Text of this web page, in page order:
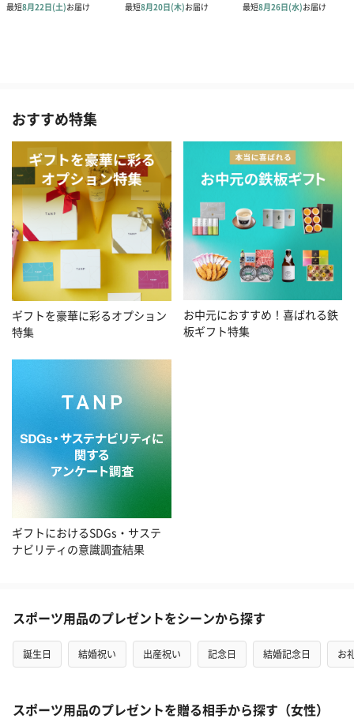
おすすめ特集
ギフトを豪華に彩るオプション
特集
お中元におすすめ！喜ばれる鉄
板ギフト特集
ギフトにおけるSDGs・サステ
ナビリティの意識調査結果
スポーツ用品のプレゼントをシーンから探す
誕生日 結婚祝い 出産祝い 記念日 結婚記念日 お
スポーツ用品のプレゼントを贈る相手から探す（女性）